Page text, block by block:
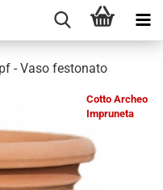
- Vaso festonato
Cotto Archeo
Impruneta